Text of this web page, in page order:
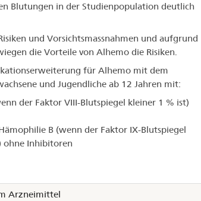
Blutungen in der Studienpopulation deutlich
und Vorsichtsmassnahmen und aufgrund
die Vorteile von Alhemo die Risiken.
für Alhemo mit dem
und Jugendliche ab 12 Jahren mit:
der Faktor VIII-Blutspiegel kleiner 1 % ist)
B (wenn der Faktor IX-Blutspiegel
ohne Inhibitoren
Arzneimittel